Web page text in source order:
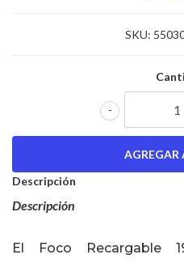
SKU:
-
Descripción
Descripción
El Foco Recargable